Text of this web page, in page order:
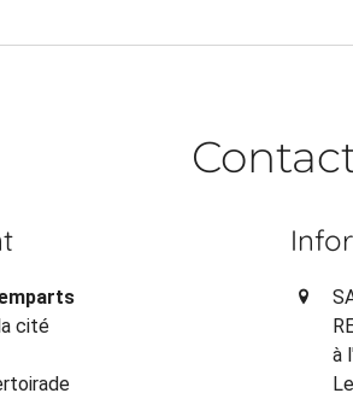
cité
à